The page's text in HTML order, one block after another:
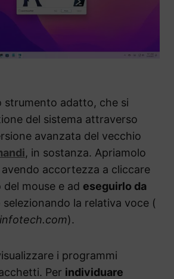
strumento adatto, che si
del sistema attraverso
avanzata del vecchio
, in sostanza. Apriamolo
accortezza a cliccare
mouse e ad eseguirlo da
selezionando la relativa voce (
).
i programmi
Per individuare